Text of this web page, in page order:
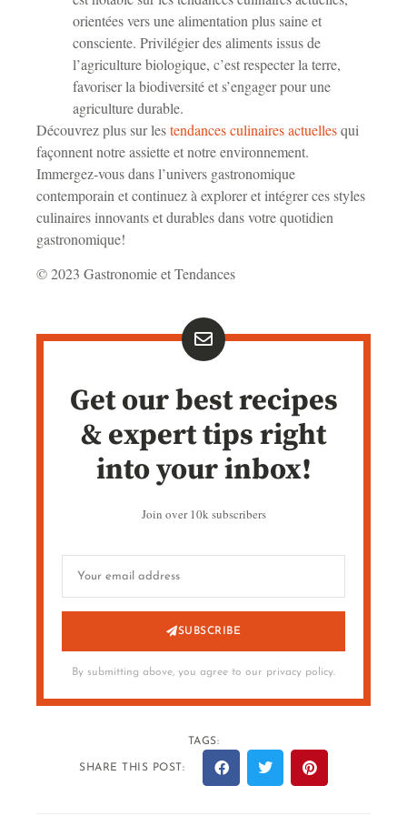
orientées vers une alimentation plus saine et
consciente. Privilégier des aliments issus de
l’agriculture biologique, c’est respecter la terre,
favoriser la biodiversité et s’engager pour une
agriculture durable.
Découvrez plus sur lestendances culinaires actuellesqui
façonnent notre assiette et notre environnement.
Immergez-vous dans l’univers gastronomique
contemporain et continuez à explorer et intégrer ces styles
culinaires innovants et durables dans votre quotidien
gastronomique!
© 2023 Gastronomie et Tendances
Get our best recipes
& expert tips right
into your inbox!
Join over 10k subscribers
SUBSCRIBE
By submitting above, you agree to our privacy policy.
TAGS:
SHARE THIS POST: